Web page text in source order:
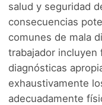
salud y seguridad
consecuencias
comunes de mala
trabajador incluyen
diagnósticas
exhaustivamente
adecuadamente